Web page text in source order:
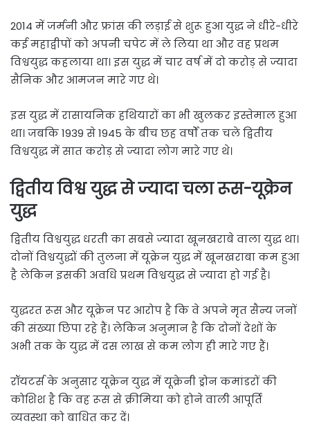
2014 में जर्मनी और फ्रांस की लड़ाई से शुरू हुआ युद्ध ने धीरे-धीरे
कई महाद्वीपों को अपनी चपेट में ले लिया था और वह प्रथम
विश्वयुद्ध कहलाया था। इस युद्ध में चार वर्ष में दो करोड़ से ज्यादा
सैनिक और आमजन मारे गए थे।
इस युद्ध में रासायनिक हथियारों का भी खुलकर इस्तेमाल हुआ
था। जबकि 1939 से 1945 के बीच छह वर्षों तक चले द्वितीय
विश्वयुद्ध में सात करोड़ से ज्यादा लोग मारे गए थे।
द्वितीय विश्व युद्ध से ज्यादा चला रूस-यूक्रेन
युद्ध
द्वितीय विश्वयुद्ध धरती का सबसे ज्यादा खूनखराबे वाला युद्ध था।
दोनों विश्वयुद्धों की तुलना में यूक्रेन युद्ध में खूनखराबा कम हुआ
है लेकिन इसकी अवधि प्रथम विश्वयुद्ध से ज्यादा हो गई है।
युद्धरत रूस और यूक्रेन पर आरोप है कि वे अपने मृत सैन्य जनों
की संख्या छिपा रहे हैं। लेकिन अनुमान है कि दोनों देशों के
अभी तक के युद्ध में दस लाख से कम लोग ही मारे गए हैं।
रॉयटर्स के अनुसार यूक्रेन युद्ध में यूक्रेनी ड्रोन कमांडरों की
कोशिश है कि वह रूस से क्रीमिया को होने वाली आपूर्ति
व्यवस्था को बाधित कर दें।